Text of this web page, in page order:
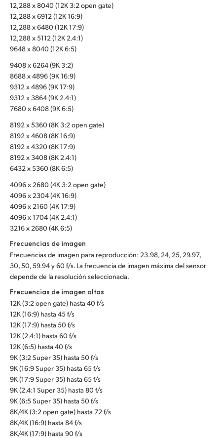
Turkey
UAE
Ukraine
United Kingdom
United States
12,288 x 8040 (12K 3:2 open gate)
12,288 x 6912 (12K 16:9)
12,288 x 6480 (12K 17:9)
12,288 x 5112 (12K 2.4:1)
9648 x 8040 (12K 6:5)
9408 x 6264 (9K 3:2)
8688 x 4896 (9K 16:9)
9312 x 4896 (9K 17:9)
9312 x 3864 (9K 2.4:1)
7680 x 6408 (9K 6:5)
8192 x 5360 (8K 3:2 open gate)
8192 x 4608 (8K 16:9)
8192 x 4320 (8K 17:9)
8192 x 3408 (8K 2.4:1)
6432 x 5360 (8K 6:5)
4096 x 2680 (4K 3:2 open gate)
4096 x 2304 (4K 16:9)
4096 x 2160 (4K 17:9)
4096 x 1704 (4K 2.4:1)
3216 x 2680 (4K 6:5)
Frecuencias de imagen
Frecuencias de imagen para reproducción: 23.98, 24, 25, 29.97,
30, 50, 59.94 y 60 f/s. La frecuencia de imagen máxima del sensor
depende de la resolución seleccionada.
Frecuencias de imagen altas
12K (3:2 open gate) hasta 40 f/s
12K (16:9) hasta 45 f/s
12K (17:9) hasta 50 f/s
12K (2.4:1) hasta 60 f/s
12K (6:5) hasta 40 f/s
9K (3:2 Super 35) hasta 50 f/s
9K (16:9 Super 35) hasta 65 f/s
9K (17:9 Super 35) hasta 65 f/s
9K (2.4:1 Super 35) hasta 80 f/s
9K (6:5 Super 35) hasta 50 f/s
8K/4K (3:2 open gate) hasta 72 f/s
8K/4K (16:9) hasta 84 f/s
8K/4K (17:9) hasta 90 f/s